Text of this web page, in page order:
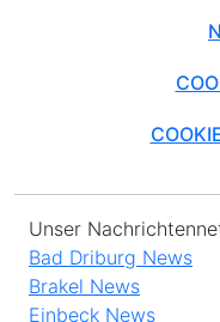
Unser
Bad Driburg News
Brakel News
Einbeck News